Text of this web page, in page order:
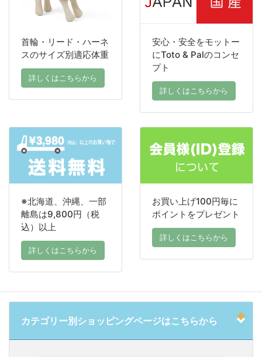
首輪・リード・ハーネ
スのサイズ別適応体重
詳しくはこちらから
安心・安全をモットー
にToto & Palのコンセ
プト
詳しくはこちらから
※北海道、沖縄、一部
離島は9,800円（税
込）以上
詳しくはこちらから
お買い上げ100円毎に
ポイントをプレゼント
詳しくはこちらから
カテゴリー別ショッピングページはこちらから